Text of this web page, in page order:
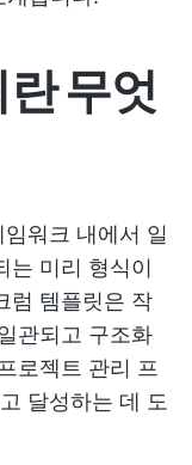
무엇
워크 내에서 일
는 미리 형식이
럼 템플릿은 작
관되고 구조화
로젝트 관리 프
달성하는 데 도